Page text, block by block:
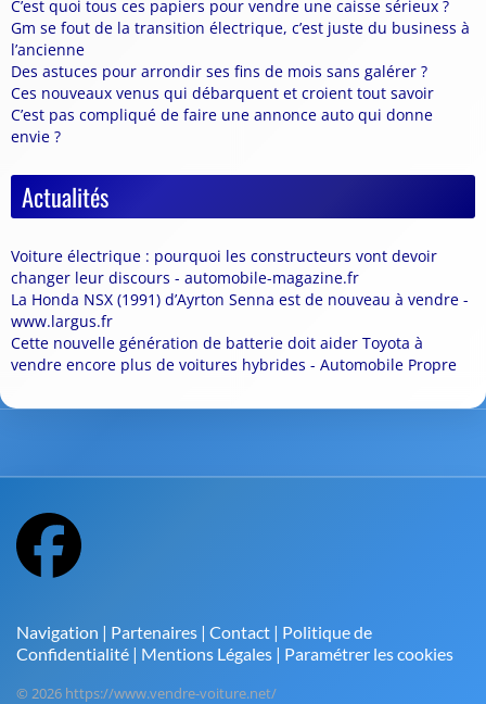
C’est quoi tous ces papiers pour vendre une caisse sérieux ?
Gm se fout de la transition électrique, c’est juste du business à
l’ancienne
Des astuces pour arrondir ses fins de mois sans galérer ?
Ces nouveaux venus qui débarquent et croient tout savoir
C’est pas compliqué de faire une annonce auto qui donne
envie ?
Actualités
Voiture électrique : pourquoi les constructeurs vont devoir
changer leur discours - automobile-magazine.fr
La Honda NSX (1991) d’Ayrton Senna est de nouveau à vendre -
www.largus.fr
Cette nouvelle génération de batterie doit aider Toyota à
vendre encore plus de voitures hybrides - Automobile Propre
Navigation | Partenaires | Contact | Politique de
Confidentialité | Mentions Légales | Paramétrer les cookies
© 2026 https://www.vendre-voiture.net/